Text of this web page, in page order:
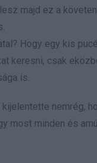
majd ez a
Hogy egy kis
keresni, csak
is.
nemrég,
most minden és